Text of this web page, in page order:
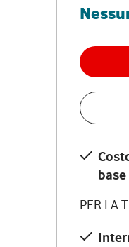
PER LA